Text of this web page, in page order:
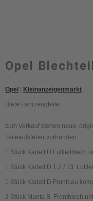
Opel
Opel Kleinanzeigenmarkt
Biete Fahrzeugteile
zum Verkauf stehen neue,
Teileaufkleber vorhanden:
1 Stück Kadett D Luftleitblech
1 Stück Kadett D 1,2 / 13
1 Stück Kadett D Frontbau
2 Stück Manta B Frontblech